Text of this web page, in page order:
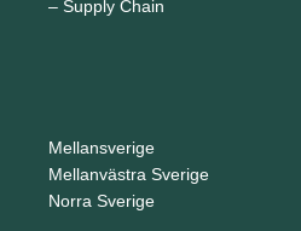
– Supply Chain
Mellansverige
Mellanvästra Sverige
Norra Sverige